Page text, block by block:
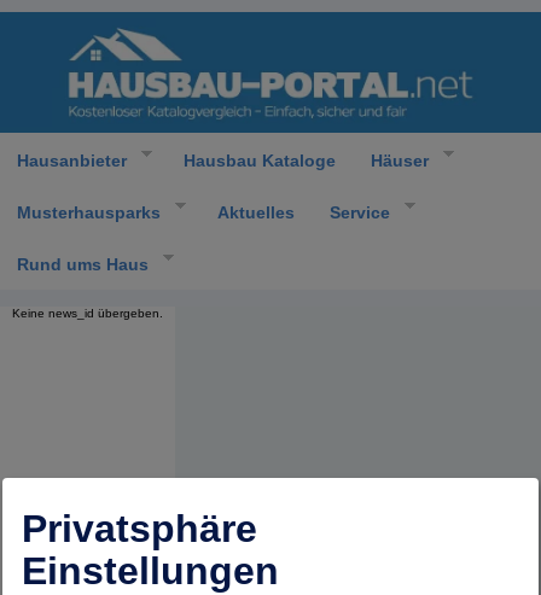
Hausanbieter Hausbau Kataloge Häuser
Musterhausparks Aktuelles Service
Rund ums Haus
Keine news_id übergeben.
Privatsphäre
Einstellungen